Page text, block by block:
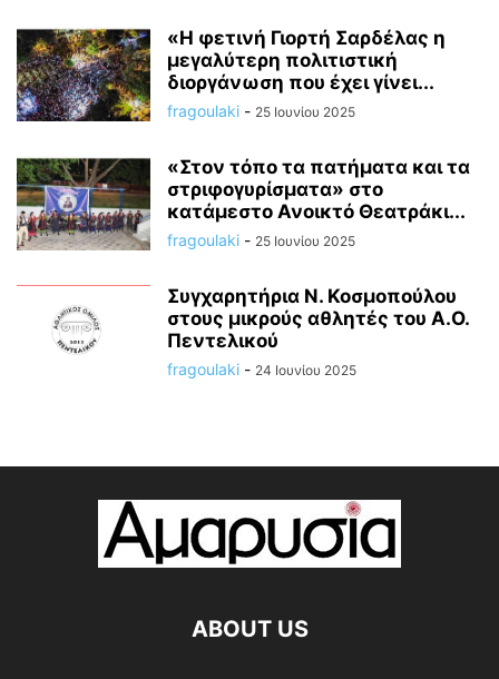
«Η φετινή Γιορτή Σαρδέλας η
μεγαλύτερη πολιτιστική
διοργάνωση που έχει γίνει...
fragoulaki - 25 Ιουνίου 2025
«Στον τόπο τα πατήματα και τα
στριφογυρίσματα» στο
κατάμεστο Ανοικτό Θεατράκι...
fragoulaki - 25 Ιουνίου 2025
Συγχαρητήρια Ν. Κοσμοπούλου
στους μικρούς αθλητές του Α.Ο.
Πεντελικού
fragoulaki - 24 Ιουνίου 2025
ABOUT US